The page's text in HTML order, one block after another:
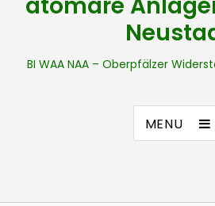
BI WAA NAA – Oberpfälzer
MENU